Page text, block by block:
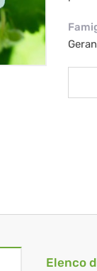
Elenco